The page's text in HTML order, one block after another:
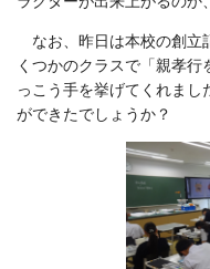
なお、昨日は本校の創立
くつかのクラスで「親孝
っこう手を挙げてくれまし
ができたでしょうか？